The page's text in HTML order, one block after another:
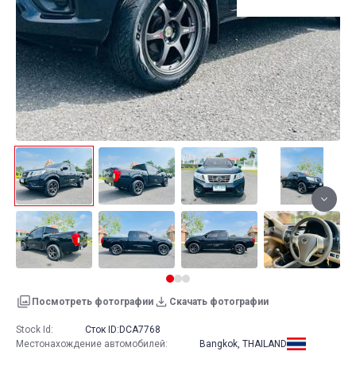
Посмотреть фотографии Скачать фотографии
Stock Id: Сток ID: DCA7768
Местонахождение автомобилей: Bangkok, THAILAND